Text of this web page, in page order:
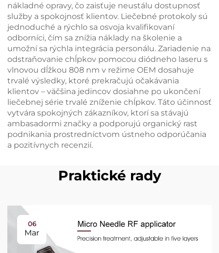
nákladné opravy, čo zaisťuje neustálu dostupnosť
služby a spokojnosť klientov. Liečebné protokoly sú
jednoduché a rýchlo sa osvoja kvalifikovaní
odborníci, čím sa znížia náklady na školenie a
umožní sa rýchla integrácia personálu. Zariadenie na
odstraňovanie chĺpkov pomocou diódneho laseru s
vlnovou dĺžkou 808 nm v režime OEM dosahuje
trvalé výsledky, ktoré prekračujú očakávania
klientov – väčšina jedincov dosiahne po ukončení
liečebnej série trvalé zníženie chĺpkov. Táto účinnosť
vytvára spokojných zákazníkov, ktorí sa stávajú
ambasadormi značky a podporujú organický rast
podnikania prostredníctvom ústneho odporúčania
a pozitívnych recenzií.
Praktické rady
06
Mar